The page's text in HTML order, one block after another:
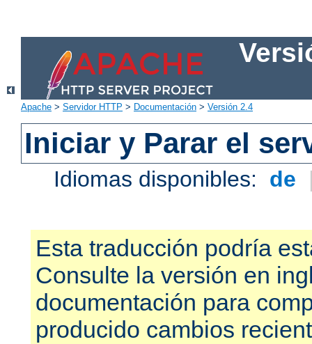
Apache > Servidor HTTP > Documentación > Versión 2.4
Iniciar y Parar el
Idiomas disponibles: de
Esta traducción podría
Consulte la versión en
documentación para
producido cambios